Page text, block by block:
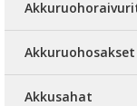
Akkuruohosakset
Akkusahat